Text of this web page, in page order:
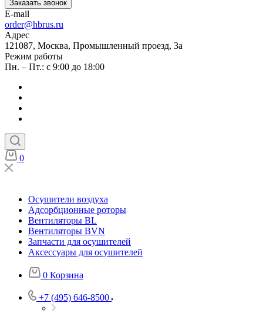
Заказать звонок
E-mail
order@hbrus.ru
Адрес
121087, Москва, Промышленный проезд, 3а
Режим работы
Пн. – Пт.: с 9:00 до 18:00
0
Осушители воздуха
Адсорбционные роторы
Вентиляторы BL
Вентиляторы BVN
Запчасти для осушителей
Аксессуары для осушителей
0 Корзина
+7 (495) 646-8500